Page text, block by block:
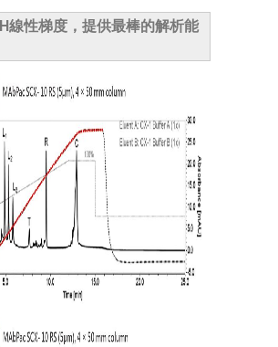
線性梯度，提供最棒的解析能